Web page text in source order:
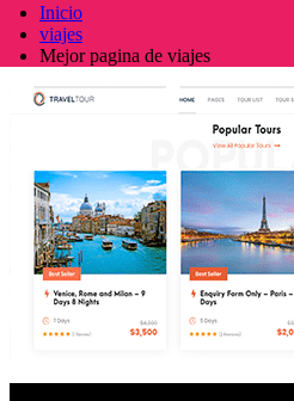
Inicio
viajes
Mejor pagina de viajes